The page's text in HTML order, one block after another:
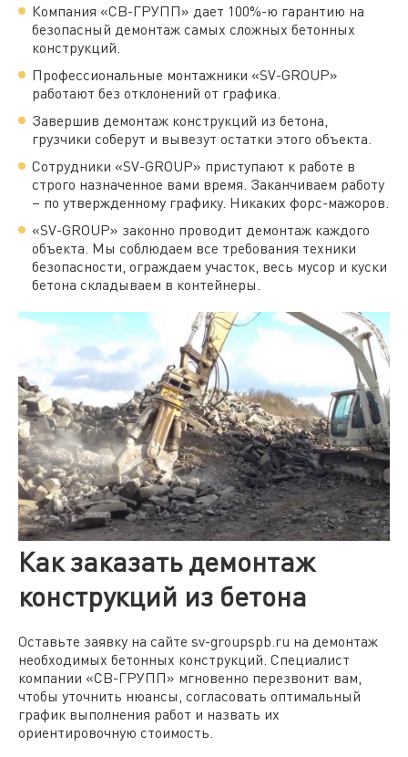
Компания «СВ-ГРУПП» дает 100%-ю гарантию на
безопасный демонтаж самых сложных бетонных
конструкций.
Профессиональные монтажники «SV-GROUP»
работают без отклонений от графика.
Завершив демонтаж конструкций из бетона,
грузчики соберут и вывезут остатки этого объекта.
Сотрудники «SV-GROUP» приступают к работе в
строго назначенное вами время. Заканчиваем работу
– по утвержденному графику. Никаких форс-мажоров.
«SV-GROUP» законно проводит демонтаж каждого
объекта. Мы соблюдаем все требования техники
безопасности, ограждаем участок, весь мусор и куски
бетона складываем в контейнеры.
Как заказать демонтаж
конструкций из бетона
Оставьте заявку на сайте sv-groupspb.ru на демонтаж
необходимых бетонных конструкций. Специалист
компании «СВ-ГРУПП» мгновенно перезвонит вам,
чтобы уточнить нюансы, согласовать оптимальный
график выполнения работ и назвать их
ориентировочную стоимость.